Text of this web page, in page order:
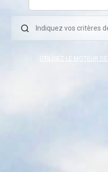
UTILISEZ LE MOTEUR